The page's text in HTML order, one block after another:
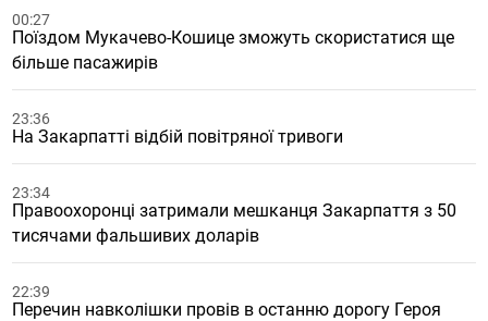
00:27
Поїздом Мукачево-Кошице зможуть скористатися ще
більше пасажирів
23:36
На Закарпатті відбій повітряної тривоги
23:34
Правоохоронці затримали мешканця Закарпаття з 50
тисячами фальшивих доларів
22:39
Перечин навколішки провів в останню дорогу Героя